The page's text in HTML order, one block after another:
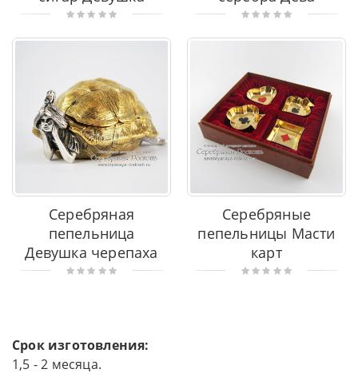
Серебряная
пепельница
Девушка черепаха
Серебряные
пепельницы Масти
карт
Срок изготовления:
1,5 - 2 месяца.